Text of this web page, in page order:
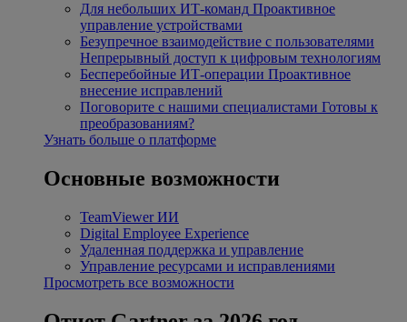
Для небольших ИТ-команд Проактивное
управление устройствами
Безупречное взаимодействие с пользователями
Непрерывный доступ к цифровым технологиям
Бесперебойные ИТ-операции Проактивное
внесение исправлений
Поговорите с нашими специалистами Готовы к
преобразованиям?
Узнать больше о платформе
Основные возможности
TeamViewer ИИ
Digital Employee Experience
Удаленная поддержка и управление
Управление ресурсами и исправлениями
Просмотреть все возможности